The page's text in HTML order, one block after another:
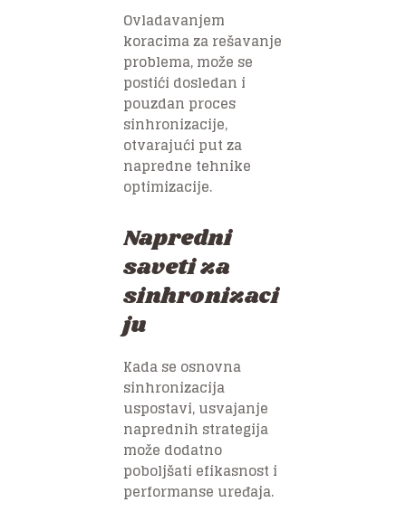
Ovladavanjem
koracima za rešavanje
problema, može se
postići dosledan i
pouzdan proces
sinhronizacije,
otvarajući put za
napredne tehnike
optimizacije.
Napredni
saveti za
sinhronizaci
ju
Kada se osnovna
sinhronizacija
uspostavi, usvajanje
naprednih strategija
može dodatno
poboljšati efikasnost i
performanse uređaja.